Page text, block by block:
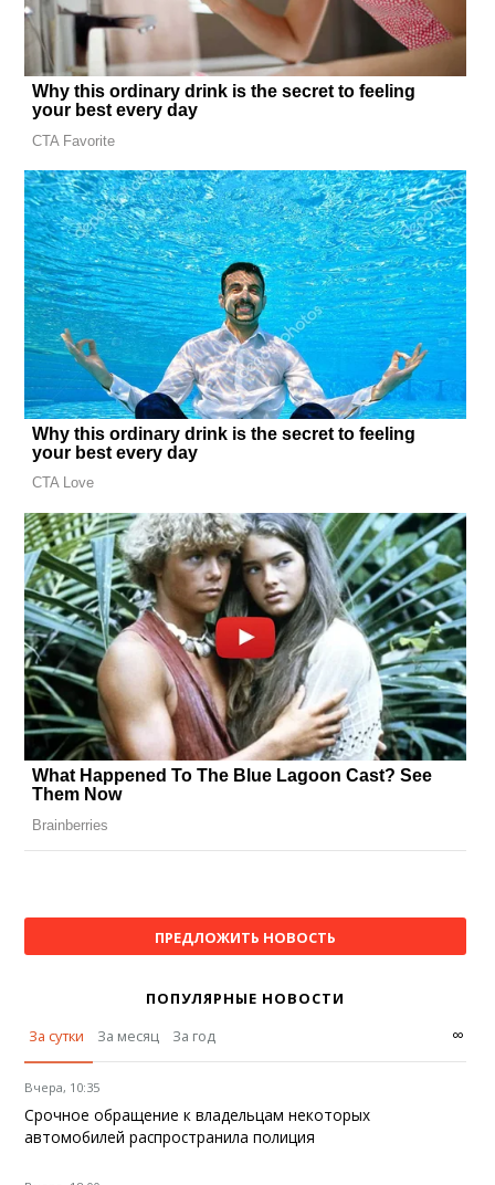
ПРЕДЛОЖИТЬ НОВОСТЬ
ПОПУЛЯРНЫЕ НОВОСТИ
За сутки
За месяц За год ∞
Вчера, 10:35
Срочное обращение к владельцам некоторых
автомобилей распространила полиция